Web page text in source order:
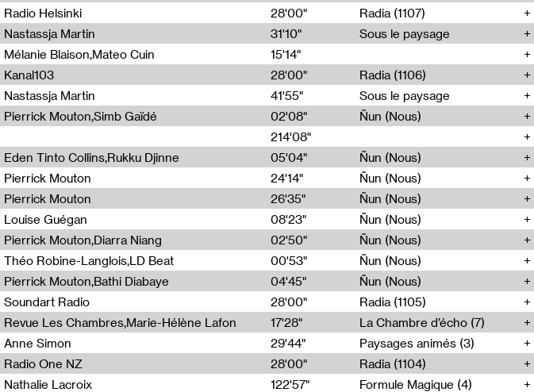
Radio Helsinki 28'00"
Radia (1107)
Nastassja Martin 31'10"
Sous le paysage
Mélanie Blaison,Mateo Cuin
15'14"
Kanal103 28'00"
Radia (1106)
Nastassja Martin 41'55"
Sous le paysage
Pierrick Mouton,Simb Gaïdé 02'08"
Ñun (Nous)
214'08"
Eden Tinto Collins,Rukku Djinne 05'04"
Ñun (Nous)
Pierrick Mouton 24'14"
Ñun (Nous)
Pierrick Mouton 26'35"
Ñun (Nous)
Louise Guégan 08'23"
Ñun (Nous)
Pierrick Mouton,Diarra Niang 02'50"
Ñun (Nous)
Théo Robine-Langlois,LD Beat 00'53"
Ñun (Nous)
Pierrick Mouton,Bathi Diabaye 04'45"
Ñun (Nous)
Soundart Radio 28'00"
Radia (1105)
Revue Les Chambres,Marie-Hélène Lafon 17'28"
La Chambre d’écho (7)
Anne Simon 29'44"
Paysages animés (3)
Radio One NZ 28'00"
Radia (1104)
Nathalie Lacroix 122'57"
Formule Magique (4)